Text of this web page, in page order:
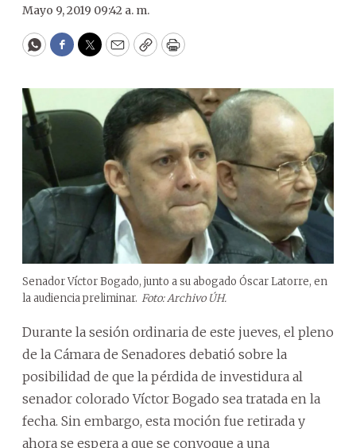
Mayo 9, 2019 09:42 a. m.
WhatsApp
Facebook
Twitter
EmailCopyPrint
Senador Víctor Bogado, junto a su abogado Óscar Latorre, en
la audiencia preliminar. Foto: Archivo ÚH.
Durante la sesión ordinaria de este jueves, el pleno
de la Cámara de Senadores debatió sobre la
posibilidad de que la pérdida de investidura al
senador colorado Víctor Bogado sea tratada en la
fecha. Sin embargo, esta moción fue retirada y
ahora se espera a que se convoque a una